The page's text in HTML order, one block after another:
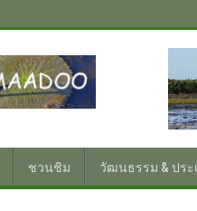
ชวนชิม วัฒนธรรม & ปร